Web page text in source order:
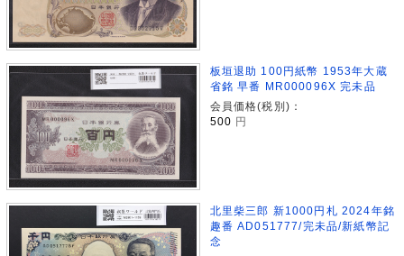
板垣退助 100円紙幣 1953年大蔵
省銘 早番 MR000096X 完未品
会員価格(税別)：
500 円
北里柴三郎 新1000円札 2024年銘
趣番 AD051777/完未品/新紙幣記
念